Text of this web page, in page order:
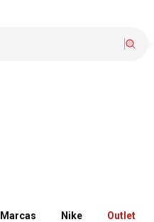
Marcas Nike Outlet